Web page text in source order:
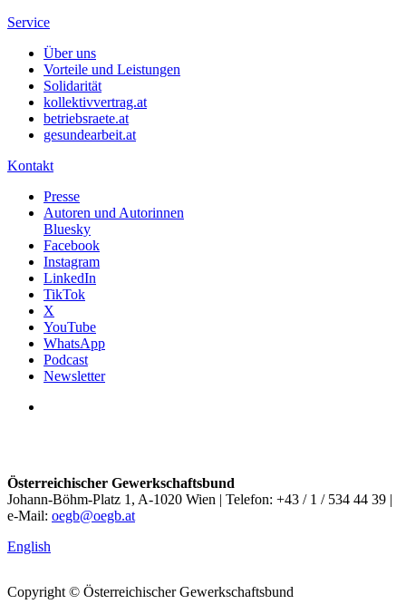
Service
Über uns
Vorteile und Leistungen
Solidarität
kollektivvertrag.at
betriebsraete.at
gesundearbeit.at
Kontakt
Presse
Autoren und Autorinnen
Bluesky
Facebook
Instagram
LinkedIn
TikTok
X
YouTube
WhatsApp
Podcast
Newsletter
Österreichischer Gewerkschaftsbund
Johann-Böhm-Platz 1, A-1020 Wien | Telefon: +43 / 1 / 534 44 39 |
e-Mail: oegb@oegb.at
English
Copyright © Österreichischer Gewerkschaftsbund